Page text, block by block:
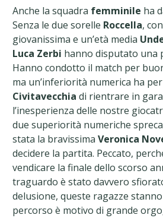
Anche la squadra femminile ha
Senza le due sorelle Roccella,
giovanissima e un’età media
Luca Zerbi hanno disputato una
Hanno condotto il match per
ma un’inferiorità numerica ha
Civitavecchia di rientrare in
l’inesperienza delle nostre
due superiorità numeriche
stata la bravissima Veronica
decidere la partita. Peccato,
vendicare la finale dello scorso
traguardo è stato davvero
delusione, queste ragazze
percorso è motivo di grande